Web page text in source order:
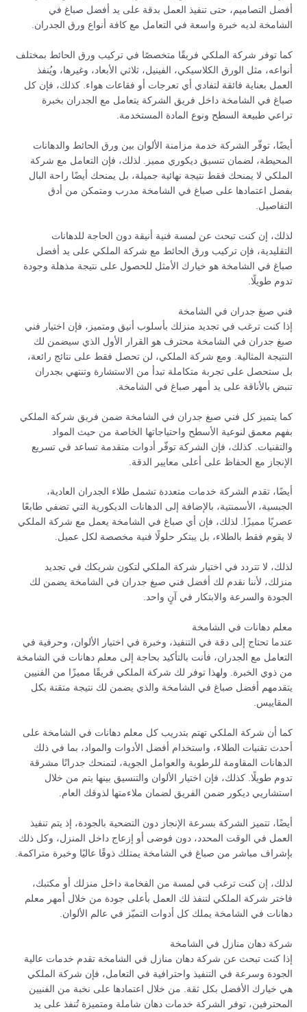
أفضل التصاميم، حتى تنفيذ العمل بدقة على يد أفضل صباغ في
الشامخة لديه خبرة واسعة في التعامل مع كافة أنواع ورق الجدران.
كما توفر شركة الملكي فريقًا متخصصًا في تركيب ورق الحائط بمختلف
أنواعه، مثل الورق الكلاسيكي، الفينيل، ثلاثي الأبعاد، وغيرها، ويُنفذ
العمل بعناية فائقة لتفادي أي تعرجات أو فقاعات هواء. كذلك، فإن كل
صباغ في الشامخة داخل فريق الشركة يتعامل مع الجدران بخبرة
تراعي طبيعة السطح ونوع المادة المستخدمة.
أيضًا، توفّر الشركة خدمة مزامنة الألوان بين ورق الحائط والدهانات
المحيطة، لضمان تنسيق ديكوري مميز. لذلك، فإن التعامل مع شركة
الملكي لا يمنحك فقط نتيجة نهائية جميلة، بل يمنحك أيضًا راحة البال
بفضل اعتمادها على صباغ في الشامخة مدرب ومتمكن من أدق
التفاصيل.
لذلك، إن كنت تبحث عن لمسة فنية أنيقة دون الحاجة للدهانات
التقليدية، فإن تركيب ورق الحائط مع شركة الملكي على يد أفضل
صباغ في الشامخة هو خيارك الأمثل للحصول على نتيجة مذهلة وجودة
تدوم طويلًا.
فني صبغ جدران في الشامخة
إذا كنت ترغب في تجديد منزلك بأسلوب أنيق ومتميز، فإن اختيار فني
صبغ جدران في الشامخة محترف هو القرار الأول الذي سيضمن لك
النتيجة المثالية. ومع شركة الملكي، لن تحصل فقط على نتائج رائعة،
بل ستحصل على تجربة متكاملة تبدأ من الاستشارة وتنتهي بجدران
تنبض بالأناقة على يد أمهر صباغ في الشامخة.
كما يتميز كل فني صبغ جدران في الشامخة ضمن فريق شركة الملكي
بفهم معمق لنوعية الأسطح واحتياجاتها الخاصة من حيث المواد
والتقنيات. كذلك، فإن الشركة توفّر أدوات متقدمة تساعد في تسريع
الإنجاز مع الحفاظ على أعلى معايير الدقة.
أيضًا، تقدم الشركة خدمات متعددة تشمل طلاء الجدران العادية،
الجبسية، الأسمنتية، بالإضافة إلى الدهانات الديكورية التي تضفي طابعًا
عصريًا مميزًا. لذلك، فإن أي صباغ في الشامخة يعمل مع شركة الملكي
لا يقوم فقط بالطلاء، بل يبتكر حلولًا فنية مخصصة لكل عميل.
لذلك، لا تتردد في اختيار شركة الملكي لتكون شريكك في تجديد
منزلك، لأننا نقدم لك أفضل فني صبغ جدران في الشامخة يضمن لك
الجودة والسرعة والابتكار في آنٍ واحد.
معلم دهانات في الشامخة
عندما تحتاج إلى دقة في التنفيذ، وخبرة في اختيار الألوان، وحرفية في
التعامل مع الجدران، فأنت بالتأكيد بحاجة إلى معلم دهانات في الشامخة
من ذوي الخبرة. ولهذا توفر لك شركة الملكي فريقًا مميزًا من الفنيين
يتقدمهم أفضل صباغ في الشامخة والذي يضمن لك نتيجة متقنة بكل
المقاييس.
كما أن شركة الملكي تهتم بتدريب كل معلم دهانات في الشامخة على
أحدث تقنيات الطلاء، واستخدام أفضل الأدوات والمواد، بما في ذلك
الدهانات المقاومة للرطوبة والعوامل الجوية، لتمنحك جدرانًا مشرقة
تدوم طويلًا. كذلك، فإن اختيار الألوان والتنسيق بينها يتم من خلال
استشاريي ديكور ضمن الفريق لضمان ملاءمتها لذوقك العام.
أيضًا، تتميز الشركة بسرعة الإنجاز دون التضحية بالجودة، إذ يتم تنفيذ
العمل في الوقت المحدد، دون فوضى أو إزعاج داخل المنزل، وكل ذلك
بإشراف مباشر من صباغ في الشامخة يمتلك ذوقًا عاليًا وخبرة متراكمة.
لذلك، إن كنت ترغب في لمسة من الفخامة داخل منزلك أو مكتبك،
فاختر شركة الملكي لتنفذ لك العمل بأعلى جودة من خلال أمهر معلم
دهانات في الشامخة يملك كل أدوات التميّز في عالم الألوان.
شركة دهان منازل في الشامخة
إذا كنت تبحث عن شركة دهان منازل في الشامخة تقدم خدمات عالية
الجودة وسرعة في التنفيذ واحترافية في التعامل، فإن شركة الملكي
هي خيارك الأفضل بكل ثقة. من خلال اعتمادها على نخبة من الفنيين
المحترفين، توفر الشركة خدمات دهان شاملة ومتميزة تُنفذ على يد